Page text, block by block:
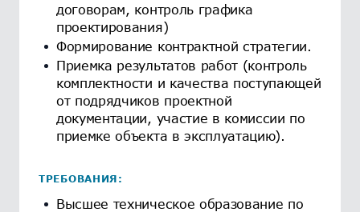
договорам, контроль графика
проектирования)
Формирование контрактной стратегии.
Приемка результатов работ (контроль
комплектности и качества поступающей
от подрядчиков проектной
документации, участие в комиссии по
приемке объекта в эксплуатацию).
ТРЕБОВАНИЯ:
Высшее техническое образование по